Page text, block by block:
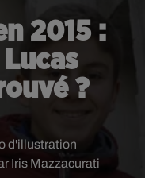
2015 :
?
Iris Mazzacurati
d'illustration